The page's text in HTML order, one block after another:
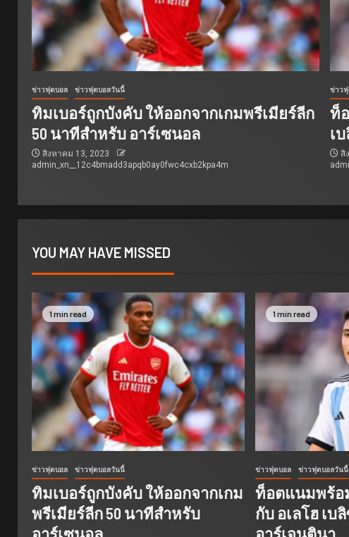
ข่าวฟุตบอล ข่าวฟุตบอลวันนี้
ทิมเบอร์ถูกบังคับ ให้ออกจากเกมพรีเมียร์ลีก
50 นาทีสำหรับ อาร์เซนอล
สิงหาคม 13, 2023
admin_xn__12c4bmadd3apqb0ay0fwc4cxb2kpa4m
ข่าว
ท็
เ
สิ
YOU MAY HAVE MISSED
1 min read
ข่าวฟุตบอล ข่าวฟุตบอลวันนี้
ทิมเบอร์ถูกบังคับ ให้ออกจากเกม
พรีเมียร์ลีก 50 นาทีสำหรับ
อาร์เซนอล
1 min read
ข่าวฟุตบอล ข่าวฟุตบอลวันนี้
ท็อตแนมพร้
กับ อเลโฮ เบ
อาร์เจนตินา